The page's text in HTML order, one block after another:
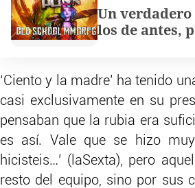
Un verdadero
los de antes,
‘Ciento y la madre’ ha tenido
casi exclusivamente en su
pensaban que la rubia era
es así. Vale que se hizo
hicisteis…’ (laSexta), pero
resto del equipo, sino por sus